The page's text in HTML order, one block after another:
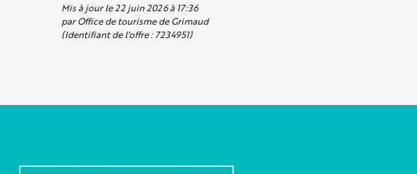
Mis à jour le 22 juin 2026 à 17:36
par Office de tourisme de Grimaud
(Identifiant de l'offre :7234951)